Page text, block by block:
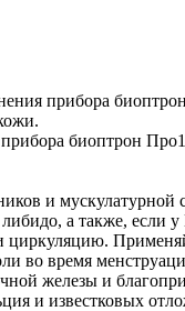
прибора
биоптрон
и
а также, если
циркуляцию.
во время
железы и
и известковых